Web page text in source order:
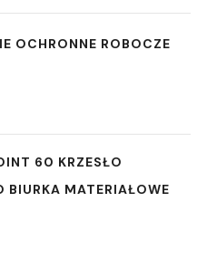
OCHRONNE ROBOCZE
60 KRZESŁO
BIURKA MATERIAŁOWE